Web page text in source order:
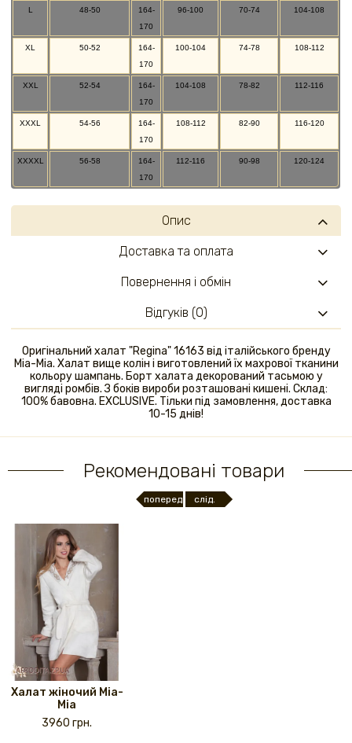
L 48-50
164-
170
96-100 70-74 104-108
XL 50-52
164-
170
100-104 74-78 108-112
XXL 52-54
164-
170
104-108 78-82 112-116
XXXL 54-56
164-
170
108-112 82-90 116-120
XXXXL 56-58
164-
170
112-116 90-98 120-124
Опис
Оригінальний халат "Regina" 16163 від італійського бренду
Mia-Mia. Халат вище колін і виготовлений їх махрової тканини
кольору шампань. Борт халата декорований тасьмою у
вигляді ромбів. З боків вироби розташовані кишені. Склад:
100% бавовна. EXCLUSIVE. Тільки під замовлення, доставка
10-15 днів!
Доставка та оплата
Повернення і обмін
Відгуків (0)
Рекомендовані товари
поперед. слід.
Халат жіночий Mia-
Mia
3960 грн.